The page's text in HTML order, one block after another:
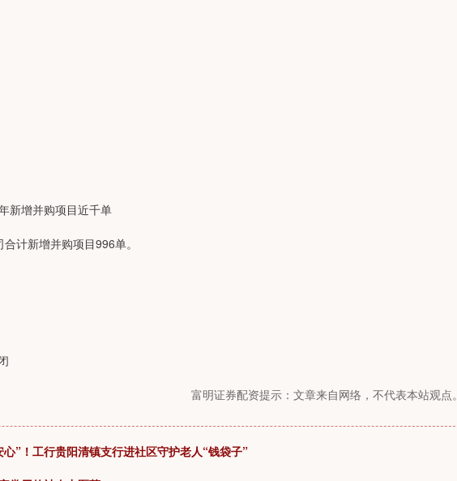
新增并购项目近千单
计新增并购项目996单。
富明证券配资提示：文章来自网络，不代表本站观点。
”！工行贵阳清镇支行进社区守护老人“钱袋子”